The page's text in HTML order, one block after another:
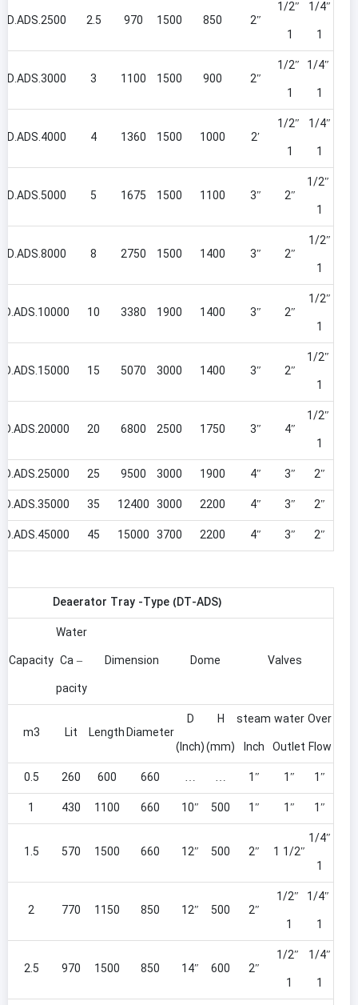
1/4″
1
1/2″
1
2″
850
1500
970
2.5
D.ADS.2500
1/4″
1
1/2″
1
2″
900
1500
1100
3
D.ADS.3000
1/4″
1
1/2″
1
2′
1000
1500
1360
4
D.ADS.4000
1/2″
1
2″
3″
1100
1500
1675
5
D.ADS.5000
1/2″
1
2″
3″
1400
1500
2750
8
D.ADS.8000
1/2″
1
2″
3″
1400
1900
3380
10
D.ADS.10000
1/2″
1
2″
3″
1400
3000
5070
15
D.ADS.15000
1/2″
1
4″
3″
1750
2500
6800
20
D.ADS.20000
2″
3″
4″
1900
3000
9500
25
D.ADS.25000
2″
3″
4″
2200
3000
12400
35
D.ADS.35000
2″
3″
4″
2200
3700
15000
45
D.ADS.45000
Deaerator Tray -Type (DT-ADS)
Valves
Dome
Dimension
Water
Ca –
pacity
Capacity
Over
Flow
water
Outlet
steam
lnch
H
(mm)
D
(lnch)
Diameter
Length
Lit
m3
1″
1″
1″
…
…
660
600
260
0.5
1″
1″
1″
500
10″
660
1100
430
1
1/4″
1
1/2″ 1
2″
500
12″
660
1500
570
1.5
1/4″
1
1/2″
1
2″
500
12″
850
1150
770
2
1/4″
1
1/2″
1
2″
600
14″
850
1500
970
2.5